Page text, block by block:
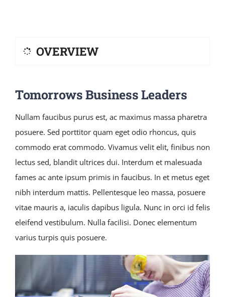
OVERVIEW
Tomorrows Business Leaders
Nullam faucibus purus est, ac maximus massa pharetra
posuere. Sed porttitor quam eget odio rhoncus, quis
commodo erat commodo. Vivamus velit elit, finibus non
lectus sed, blandit ultrices dui. Interdum et malesuada
fames ac ante ipsum primis in faucibus. In et metus eget
nibh interdum mattis. Pellentesque leo massa, posuere
vitae mauris a, iaculis dapibus ligula. Nunc in orci id felis
eleifend vestibulum. Nulla facilisi. Donec elementum
varius turpis quis posuere.